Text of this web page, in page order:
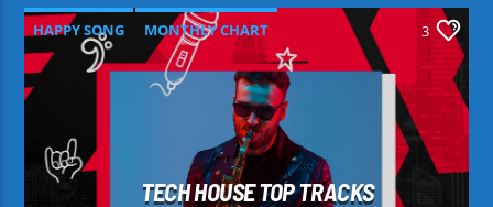
HAPPY SONG
MONTHLY CHART
SUMMER CHART
TECH HOUSE
3
TECH HOUSE TOP TRACKS